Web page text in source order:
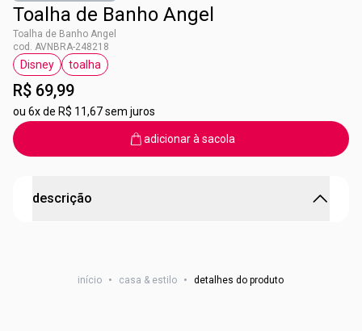
Toalha de Banho Angel
Toalha de Banho Angel
cod. AVNBRA-248218
etiqueta Disney
Disney
etiqueta toalha
toalha
R$ 69,99
ou 6x de R$ 11,67 sem juros
adicionar à sacola
descrição
Acompanhando as crianças com conforto e estilo em
início • casa & estilo • detalhes do produto